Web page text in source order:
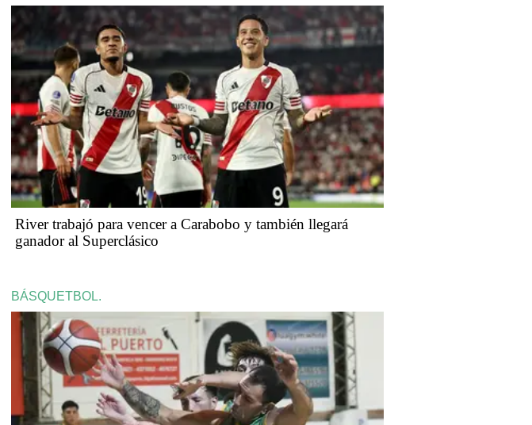
River trabajó para vencer a Carabobo y también llegará
ganador al Superclásico
BÁSQUETBOL.